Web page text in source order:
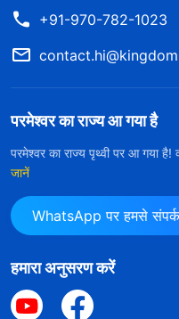
+91-970-782-1023
परमेश्वर का राज्य आ गया है
परमेश्वर का राज्य पृथ्वी पर आ गया
जानें
WhatsApp पर हमसे
हमारा अनुसरण करें